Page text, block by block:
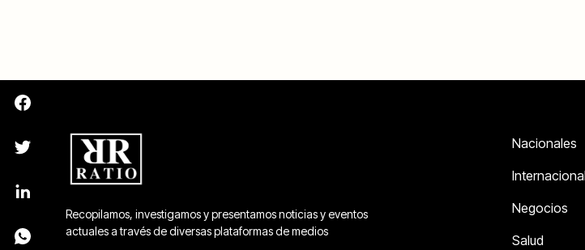
Recopilamos, investigamos y presentamos noticias y eventos
actuales a través de diversas plataformas de medios
Nacionales
Negocios
Salud